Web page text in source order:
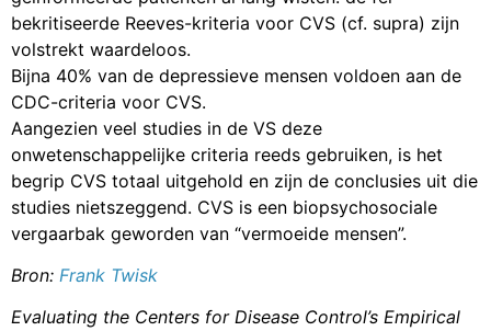
bekritiseerde Reeves-kriteria voor CVS (cf. supra) zijn
volstrekt waardeloos.
Bijna 40% van de depressieve mensen voldoen aan de
CDC-criteria voor CVS.
Aangezien veel studies in de VS deze
onwetenschappelijke criteria reeds gebruiken, is het
begrip CVS totaal uitgehold en zijn de conclusies uit die
studies nietszeggend. CVS is een biopsychosociale
vergaarbak geworden van “vermoeide mensen”.
Bron: Frank Twisk
Evaluating the Centers for Disease Control’s Empirical